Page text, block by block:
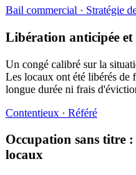
Bail commercial · Stratégie
Libération anticipée et
Un congé calibré sur la
Les locaux ont été libérés de
longue durée ni frais
Contentieux · Référé
Occupation sans titre :
locaux